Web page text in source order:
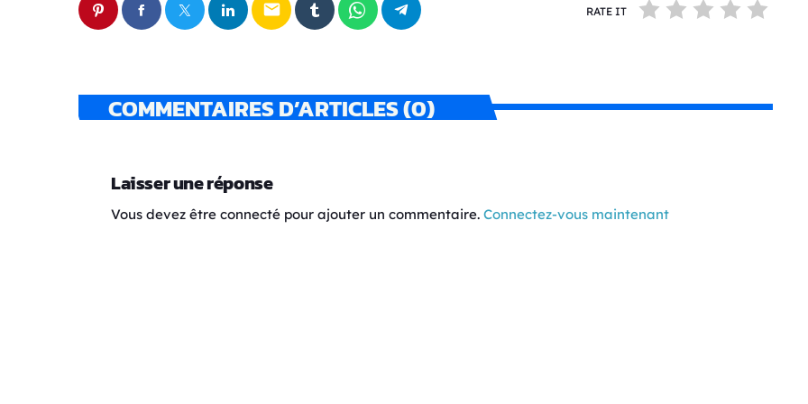
email RATE IT
COMMENTAIRES D’ARTICLES (0)
Laisser une réponse
Vous devez être connecté pour ajouter un commentaire. Connectez-vous maintenant